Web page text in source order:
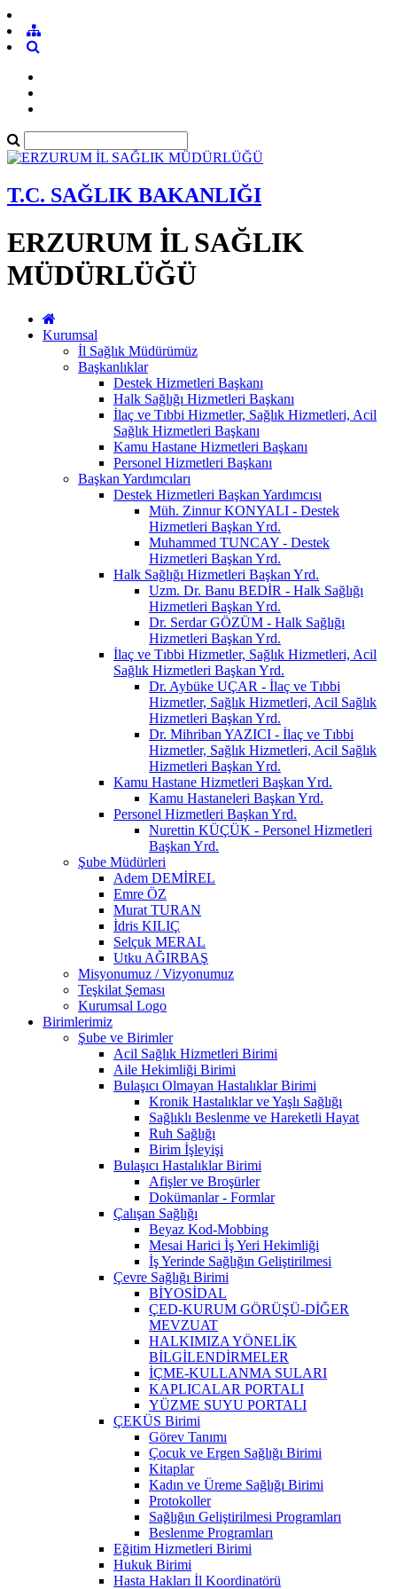
T.C. SAĞLIK BAKANLIĞI
ERZURUM İL SAĞLIK
MÜDÜRLÜĞÜ
Kurumsal
İl Sağlık Müdürümüz
Başkanlıklar
Destek Hizmetleri Başkanı
Halk Sağlığı Hizmetleri Başkanı
İlaç ve Tıbbi Hizmetler, Sağlık Hizmetleri, Acil
Sağlık Hizmetleri Başkanı
Kamu Hastane Hizmetleri Başkanı
Personel Hizmetleri Başkanı
Başkan Yardımcıları
Destek Hizmetleri Başkan Yardımcısı
Müh. Zinnur KONYALI - Destek
Hizmetleri Başkan Yrd.
Muhammed TUNCAY - Destek
Hizmetleri Başkan Yrd.
Halk Sağlığı Hizmetleri Başkan Yrd.
Uzm. Dr. Banu BEDİR - Halk Sağlığı
Hizmetleri Başkan Yrd.
Dr. Serdar GÖZÜM - Halk Sağlığı
Hizmetleri Başkan Yrd.
İlaç ve Tıbbi Hizmetler, Sağlık Hizmetleri, Acil
Sağlık Hizmetleri Başkan Yrd.
Dr. Aybüke UÇAR - İlaç ve Tıbbi
Hizmetler, Sağlık Hizmetleri, Acil Sağlık
Hizmetleri Başkan Yrd.
Dr. Mihriban YAZICI - İlaç ve Tıbbi
Hizmetler, Sağlık Hizmetleri, Acil Sağlık
Hizmetleri Başkan Yrd.
Kamu Hastane Hizmetleri Başkan Yrd.
Kamu Hastaneleri Başkan Yrd.
Personel Hizmetleri Başkan Yrd.
Nurettin KÜÇÜK - Personel Hizmetleri
Başkan Yrd.
Şube Müdürleri
Adem DEMİREL
Emre ÖZ
Murat TURAN
İdris KILIÇ
Selçuk MERAL
Utku AĞIRBAŞ
Misyonumuz / Vizyonumuz
Teşkilat Şeması
Kurumsal Logo
Birimlerimiz
Şube ve Birimler
Acil Sağlık Hizmetleri Birimi
Aile Hekimliği Birimi
Bulaşıcı Olmayan Hastalıklar Birimi
Kronik Hastalıklar ve Yaşlı Sağlığı
Sağlıklı Beslenme ve Hareketli Hayat
Ruh Sağlığı
Birim İşleyişi
Bulaşıcı Hastalıklar Birimi
Afişler ve Broşürler
Dokümanlar - Formlar
Çalışan Sağlığı
Beyaz Kod-Mobbing
Mesai Harici İş Yeri Hekimliği
İş Yerinde Sağlığın Geliştirilmesi
Çevre Sağlığı Birimi
BİYOSİDAL
ÇED-KURUM GÖRÜŞÜ-DİĞER
MEVZUAT
HALKIMIZA YÖNELİK
BİLGİLENDİRMELER
İÇME-KULLANMA SULARI
KAPLICALAR PORTALI
YÜZME SUYU PORTALI
ÇEKÜS Birimi
Görev Tanımı
Çocuk ve Ergen Sağlığı Birimi
Kitaplar
Kadın ve Üreme Sağlığı Birimi
Protokoller
Sağlığın Geliştirilmesi Programları
Beslenme Programları
Eğitim Hizmetleri Birimi
Hukuk Birimi
Hasta Hakları İl Koordinatörü